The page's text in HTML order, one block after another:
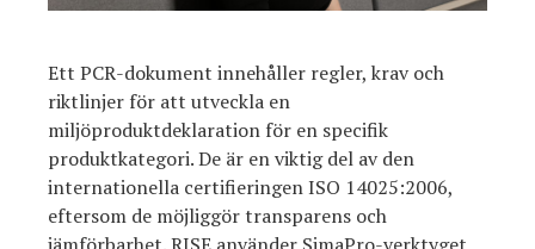
Ett PCR-dokument innehåller regler, krav och
riktlinjer för att utveckla en
miljöproduktdeklaration för en specifik
produktkategori. De är en viktig del av den
internationella certifieringen ISO 14025:2006,
eftersom de möjliggör transparens och